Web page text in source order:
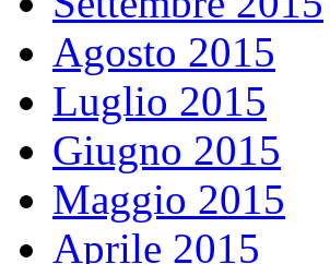
Agosto 2015
Luglio 2015
Giugno 2015
Maggio 2015
Aprile 2015